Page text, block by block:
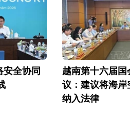
安全协同
越南第十六届
议：建议将海
纳入法律